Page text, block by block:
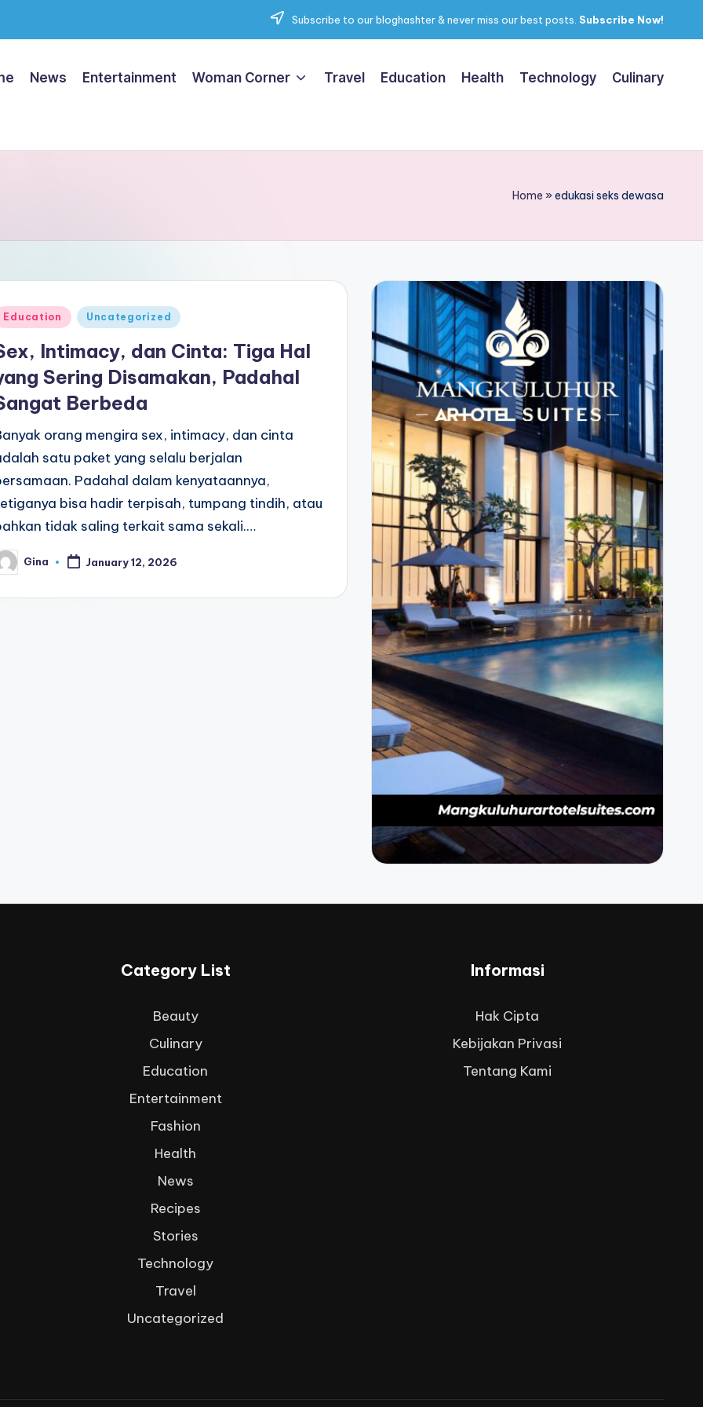
Subscribe to our bloghashter & never miss our best posts. Subscribe Now!
News Entertainment Woman Corner Travel Education Health Technology Culinary
Home »edukasi seks dewasa
Education Uncategorized
Intimacy, dan Cinta: Tiga Hal
Sering Disamakan, Padahal
Berbeda
orang mengira sex, intimacy, dan cinta
satu paket yang selalu berjalan
Padahal dalam kenyataannya,
bisa hadir terpisah, tumpang tindih, atau
tidak saling terkait sama sekali.…
Gina January 12, 2026
Category List
Beauty
Culinary
Education
Entertainment
Fashion
Health
News
Recipes
Stories
Technology
Travel
Uncategorized
Informasi
Hak Cipta
Kebijakan Privasi
Tentang Kami